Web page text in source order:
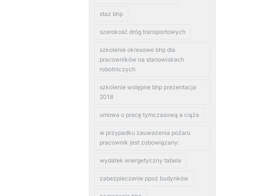
staz bhp
szerokość dróg transportowych
szkolenie okresowe bhp dla
pracowników na stanowiskach
robotniczych
szkolenie wstępne bhp prezentacja
2018
umowa o pracę tymczasową a ciąża
w przypadku zauważenia pożaru
pracownik jest zobowiązany:
wydatek energetyczny tabela
zabezpieczenie ppoż budynków